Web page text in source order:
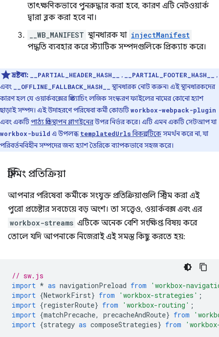
তাৎক্ষণিকভাবে পুনরুদ্ধার করা হবে, কারণ এটি নেটওয়ার্ক
দ্বারা ব্লক করা হবে না।
__WB_MANIFEST স্থানধারক যা injectManifest
পদ্ধতি ব্যবহার করে স্ট্যাটিক সম্পদগুলিকে প্রিক্যাচ করে।
দ্রষ্টব্য: __PARTIAL_HEADER_HASH__ , __PARTIAL_FOOTER_HASH__
,
এবং
__OFFLINE_FALLBACK_HASH__
স্থানধারক নোট করুন৷ এই স্থানধারকদের
কারণ হল যে ওয়ার্কবক্সের প্রিক্যাচিং লজিক সংস্করণ ফাইলের নামের কোনো হ্যাশ
ছাড়াই সম্পদ। এই উদাহরণে পরিষেবা কর্মী কোডটিworkbox-webpack-plugin
এবং একটিপাঠ্য প্রতিস্থাপন প্লাগইনেরউপর নির্ভর করে। এটি এমন একটি সেটআপ যা
workbox-build এ উপলব্ধ templatedUrlsবিকল্পটিকেসমর্থন করে না, যা
পরিবর্তনবিহীন সম্পদের জন্য হ্যাশ তৈরিকে ব্যাপকভাবে সহজ করে।
স্ট্রিমিং প্রতিক্রিয়া
আপনার পরিষেবা কর্মীকে সংযুক্ত প্রতিক্রিয়াগুলি স্ট্রিম করা এই
পুরো প্রচেষ্টার সবচেয়ে বড় অংশ। তা সত্ত্বেও, ওয়ার্কবক্স এবং এর
workbox-streams এটিকে অনেক বেশি সংক্ষিপ্ত বিষয় করে
তোলে যদি আপনাকে নিজেরাই এই সমস্ত কিছু করতে হয়:
// sw.js
import * as navigationPreload from
'workbox-
import {NetworkFirst} from 'workbox-strategies' ;
import {registerRoute} from 'workbox-routing' ;
import {matchPrecache, precacheAndRoute} from
import {strategy as composeStrategies} from